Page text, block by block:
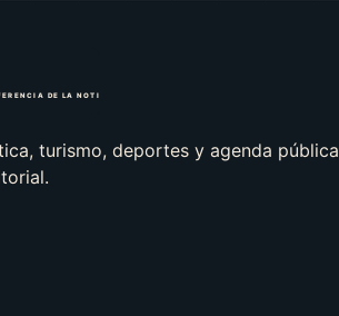
turismo, deportes y agenda pública